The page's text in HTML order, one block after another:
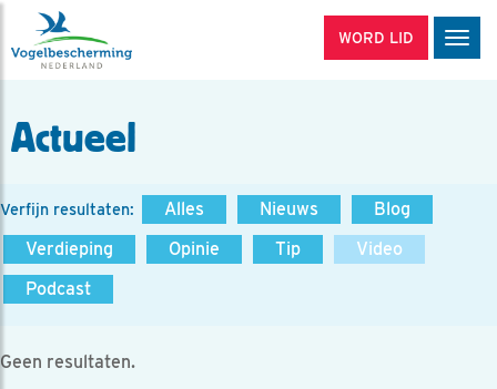
WORD LID
Actueel
Verfijn resultaten: Alles Nieuws
Blog
Verdieping
Opinie Tip
Video
Podcast
Geen resultaten.